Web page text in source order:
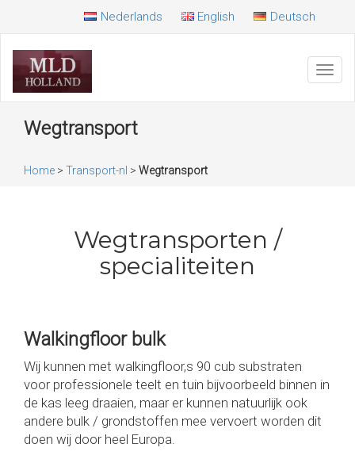
Nederlands English Deutsch
Wegtransport
Home > Transport-nl > Wegtransport
Wegtransporten /
specialiteiten
Walkingfloor bulk
Wij kunnen met walkingfloor,s 90 cub substraten
voor professionele teelt en tuin bijvoorbeeld binnen in
de kas leeg draaien, maar er kunnen natuurlijk ook
andere bulk / grondstoffen mee vervoert worden dit
doen wij door heel Europa.